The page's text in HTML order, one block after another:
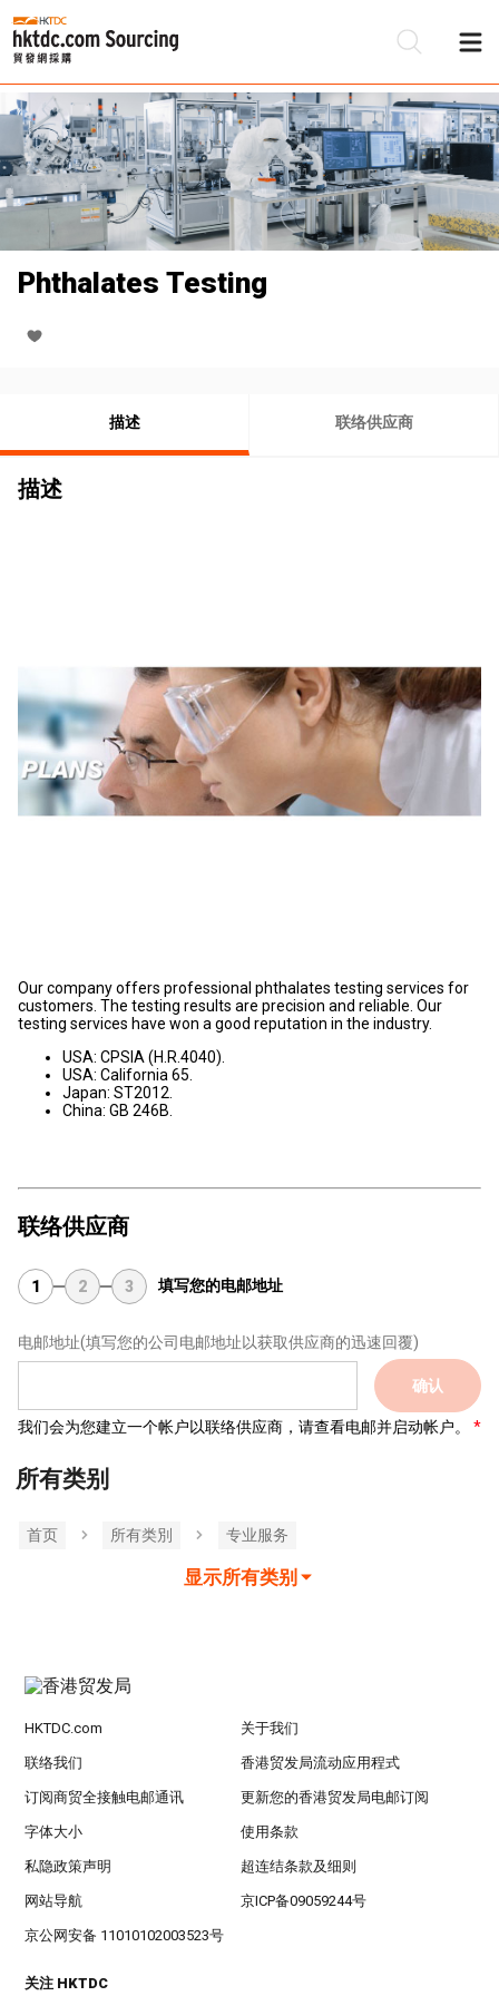
Phthalates Testing
描述 联络供应商
描述
Our company offers professional phthalates testing services for
customers. The testing results are precision and reliable. Our
testing services have won a good reputation in the industry.
USA: CPSIA (H.R.4040).
USA: California 65.
Japan: ST2012.
China: GB 246B.
联络供应商
1 2 3 填写您的电邮地址
电邮地址(填写您的公司电邮地址以获取供应商的迅速回覆)
确认
我们会为您建立一个帐户以联络供应商，请查看电邮并启动帐户。
所有类别
首页 所有类別 专业服务
显示所有类别
HKTDC.com 关于我们
联络我们 香港贸发局流动应用程式
订阅商贸全接触电邮通讯 更新您的香港贸发局电邮订阅
字体大小 使用条款
私隐政策声明 超连结条款及细则
网站导航 京ICP备09059244号
京公网安备 11010102003523号
关注 HKTDC